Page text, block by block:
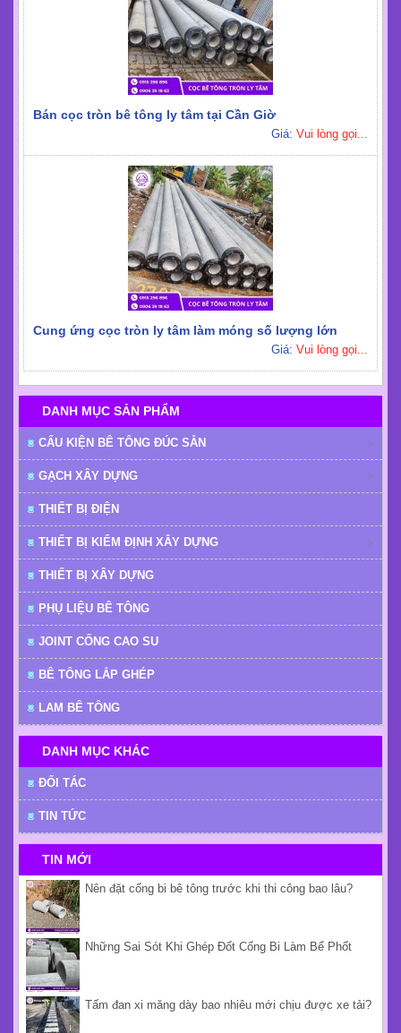
Bán cọc tròn bê tông ly tâm tại Cần Giờ
Giá: Vui lòng gọi...
Cung ứng cọc tròn ly tâm làm móng số lượng lớn
Giá: Vui lòng gọi...
DANH MỤC SẢN PHẨM
CẤU KIỆN BÊ TÔNG ĐÚC SẴN
GẠCH XÂY DỰNG
THIẾT BỊ ĐIỆN
THIẾT BỊ KIỂM ĐỊNH XÂY DỰNG
THIẾT BỊ XÂY DỰNG
PHỤ LIỆU BÊ TÔNG
JOINT CỐNG CAO SU
BÊ TÔNG LẮP GHÉP
LAM BÊ TÔNG
DANH MỤC KHÁC
ĐỐI TÁC
TIN TỨC
TIN MỚI
Nên đặt cống bi bê tông trước khi thi công bao lâu?
Những Sai Sót Khi Ghép Đốt Cống Bi Làm Bể Phốt
Tấm đan xi măng dày bao nhiêu mới chịu được xe tải?